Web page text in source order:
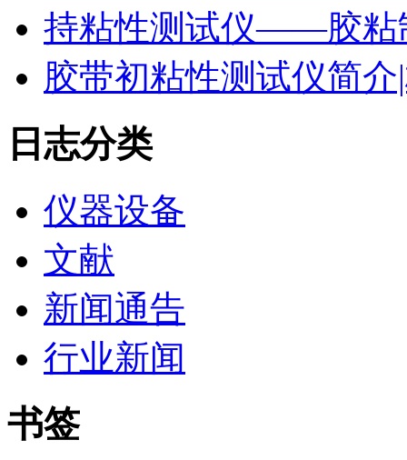
持粘性测试仪——胶粘
胶带初粘性测试仪简
日志分类
仪器设备
文献
新闻通告
行业新闻
书签